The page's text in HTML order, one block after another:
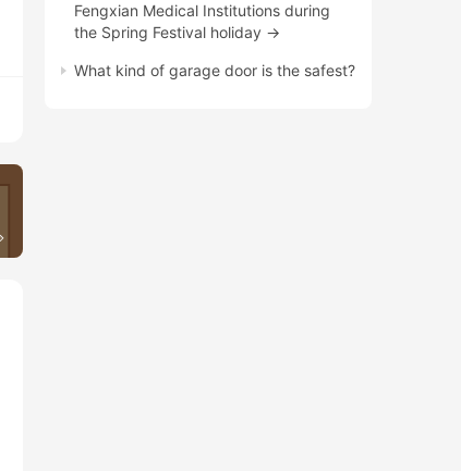
Fengxian Medical Institutions during
the Spring Festival holiday →
What kind of garage door is the safest?